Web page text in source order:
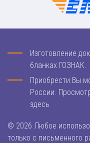
Изготовление
бланках ГОЗНАК.
Приобрести Вы
России.
здесь
© 2026 Любое
только с письменного